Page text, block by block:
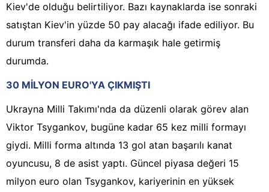
Kiev'de olduğu belirtiliyor. Bazı kaynaklarda ise sonraki
satıştan Kiev'in yüzde 50 pay alacağı ifade ediliyor. Bu
durum transferi daha da karmaşık hale getirmiş
durumda.
30 MİLYON EURO'YA ÇIKMIŞTI
Ukrayna Milli Takımı'nda da düzenli olarak görev alan
Viktor Tsygankov, bugüne kadar 65 kez milli formayı
giydi. Milli forma altında 13 gol atan başarılı kanat
oyuncusu, 8 de asist yaptı. Güncel piyasa değeri 15
milyon euro olan Tsygankov, kariyerinin en yüksek